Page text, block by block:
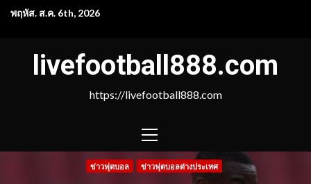
Skipพฤหัส. ส.ค. 6th, 2026
livefootball888.com
https://livefootball888.com
PRIMARY
MENU
ข่าวฟุตบอล ข่าวฟุตบอลต่างประเทศ